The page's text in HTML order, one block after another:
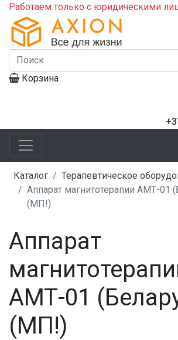
Работаем только с юридическими
Корзина
Каталог
Терапевтическое
Аппарат магнитотерапии АМТ-01
(МП!)
Аппарат
АМТ-01
(МП!)